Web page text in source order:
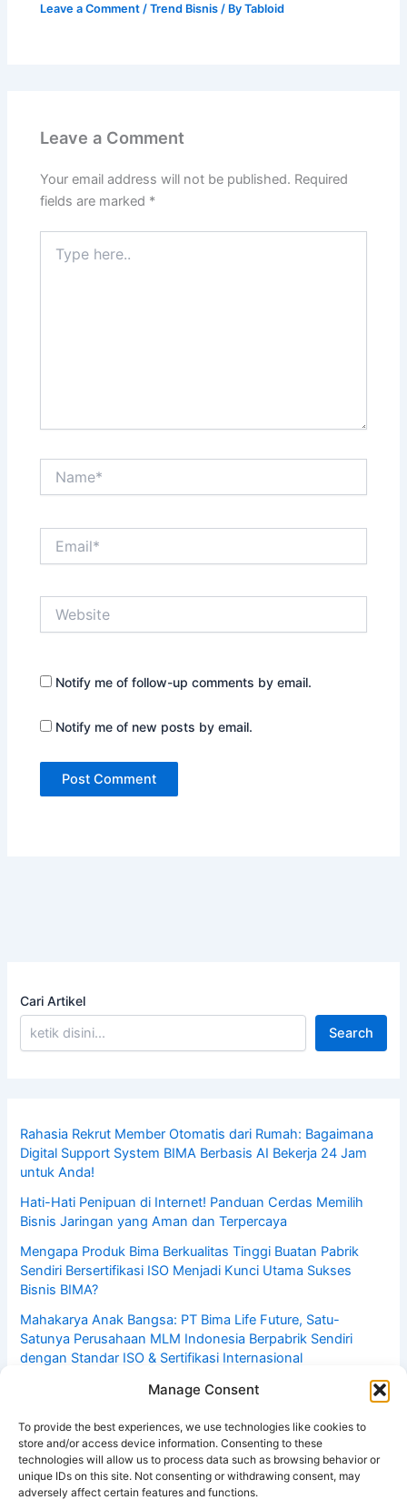
Manage Consent
To provide the best experiences, we use technologies like cookies to
store and/or access device information. Consenting to these
technologies will allow us to process data such as browsing behavior or
unique IDs on this site. Not consenting or withdrawing consent, may
adversely affect certain features and functions.
Leave a Comment /Trend Bisnis / ByTabloid
Leave a Comment
Your email address will not be published. Required
fields are marked *
here..
Notify me of follow-up comments by email.
Notify me of new posts by email.
Cari Artikel
Search
Rahasia Rekrut Member Otomatis dari Rumah: Bagaimana
Digital Support System BIMA Berbasis AI Bekerja 24 Jam
untuk Anda!
Hati-Hati Penipuan di Internet! Panduan Cerdas Memilih
Bisnis Jaringan yang Aman dan Terpercaya
Mengapa Produk Bima Berkualitas Tinggi Buatan Pabrik
Sendiri Bersertifikasi ISO Menjadi Kunci Utama Sukses
Bisnis BIMA?
Mahakarya Anak Bangsa: PT Bima Life Future, Satu-
Satunya Perusahaan MLM Indonesia Berpabrik Sendiri
dengan Standar ISO & Sertifikasi Internasional
Bisnis Dirumah Hasilkan Rp1–5 Juta Per Hari: Rahasia
Pebisnis MLM Online Menggunakan Sistem Automasi DSS!
Yuk Daftar Dulu Gratis!